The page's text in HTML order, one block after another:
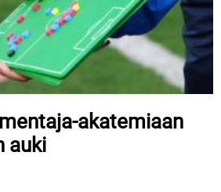
akatemiaan
auki